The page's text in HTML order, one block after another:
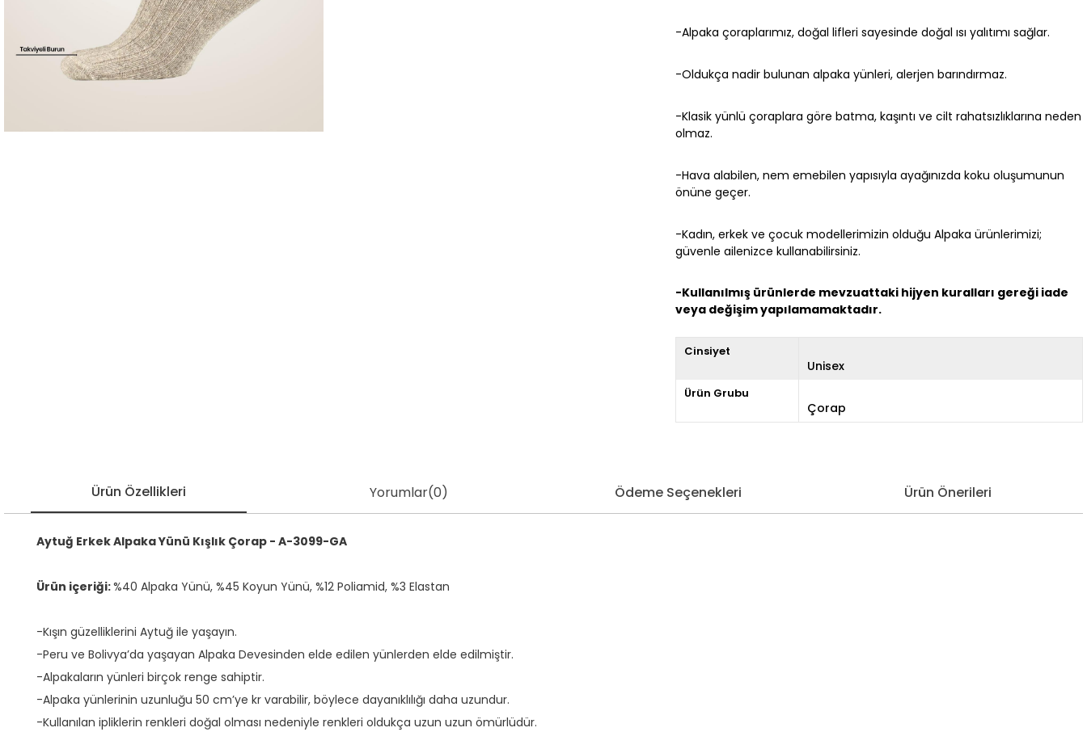
-Alpaka çoraplarımız, doğal lifleri sayesinde doğal ısı yalıtımı sağlar.
-Oldukça nadir bulunan alpaka yünleri, alerjen barındırmaz.
-Klasik yünlü çoraplara göre batma, kaşıntı ve cilt rahatsızlıklarına neden
olmaz.
-Hava alabilen, nem emebilen yapısıyla ayağınızda koku oluşumunun
önüne geçer.
-Kadın, erkek ve çocuk modellerimizin olduğu Alpaka ürünlerimizi;
güvenle ailenizce kullanabilirsiniz.
-Kullanılmış ürünlerde mevzuattaki hijyen kuralları gereği iade
veya değişim yapılamamaktadır.
Cinsiyet
Unisex
Ürün Grubu
Çorap
Ürün Özellikleri Yorumlar(0) Ödeme Seçenekleri Ürün Önerileri
Aytuğ Erkek Alpaka Yünü Kışlık Çorap - A-3099-GA
Ürün içeriği:%40 Alpaka Yünü, %45 Koyun Yünü, %12 Poliamid, %3 Elastan
-Kışın güzelliklerini Aytuğ ile yaşayın.
-Peru ve Bolivya’da yaşayan Alpaka Devesinden elde edilen yünlerden elde edilmiştir.
-Alpakaların yünleri birçok renge sahiptir.
-Alpaka yünlerinin uzunluğu 50 cm’ye kr varabilir, böylece dayanıklılığı daha uzundur.
-Kullanılan ipliklerin renkleri doğal olması nedeniyle renkleri oldukça uzun uzun ömürlüdür.